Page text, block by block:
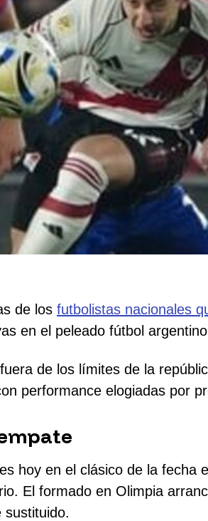
de los futbolistas nacionales
en el peleado fútbol
de los límites de la
performance elogiadas por
hoy en el clásico de la fecha
El formado en Olimpia
sustituido.